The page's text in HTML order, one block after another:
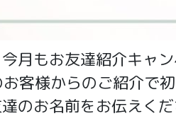
月もお友達紹介キャ
客様からのご紹介で
のお名前をお伝えくだ